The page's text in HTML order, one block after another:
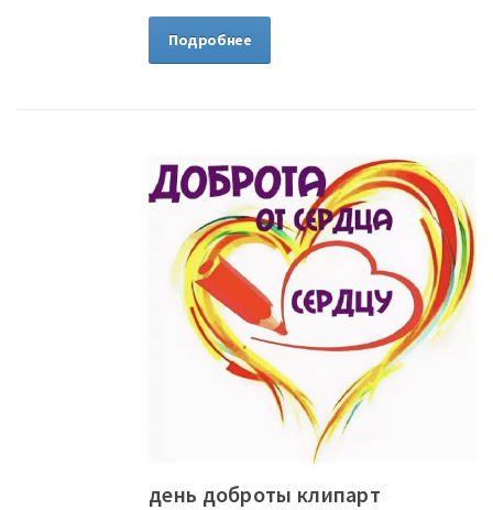
Подробнее
день доброты клипарт